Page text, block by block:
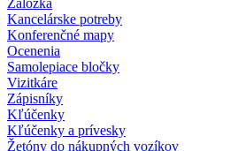
Záložka
Kancelárske potreby
Konferenčné mapy
Ocenenia
Samolepiace bločky
Vizitkáre
Zápisníky
Kľúčenky
Kľúčenky a prívesky
Žetóny do nákupných vozíkov